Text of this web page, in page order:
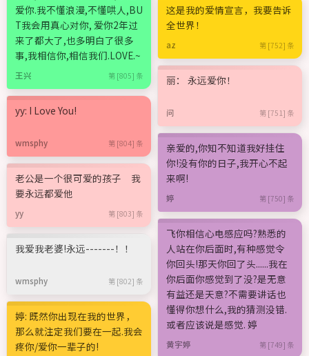
爱你.我不懂浪漫,不懂哄人,BU
T我会用真心对你, 爱你2年过
来了都大了,也多明白了很多
事,我相信你,相信我们.LOVE.~
王兴 第 [805] 条
yy: I Love You!
wmsphy 第 [804] 条
老公是一个很可爱的孩子 我
要永远都爱他
yy 第 [803] 条
我爱我老婆!永远-------！！
wmsphy 第 [802] 条
婷: 既然你出现在我的世界，
那么就注定我们要在一起.我会
疼你/爱你一辈子的!
这是我的爱情宣言，我要告诉
全世界！
az 第 [752] 条
丽： 永远爱你！
问 第 [751] 条
亲爱的,你知不知道我好挂住
你!没有你的日子,我开心不起
来啊!
婷 第 [750] 条
飞你相信心电感应吗?熟悉的
人站在你后面时,有种感觉令
你回头!那天你回了头......我在
你后面你感觉到了没?是无意
有益还是天意?不需要讲话也
懂得你想什么,我的猜测没错.
或者应该说是感觉. 婷
黄宇婷 第 [749] 条